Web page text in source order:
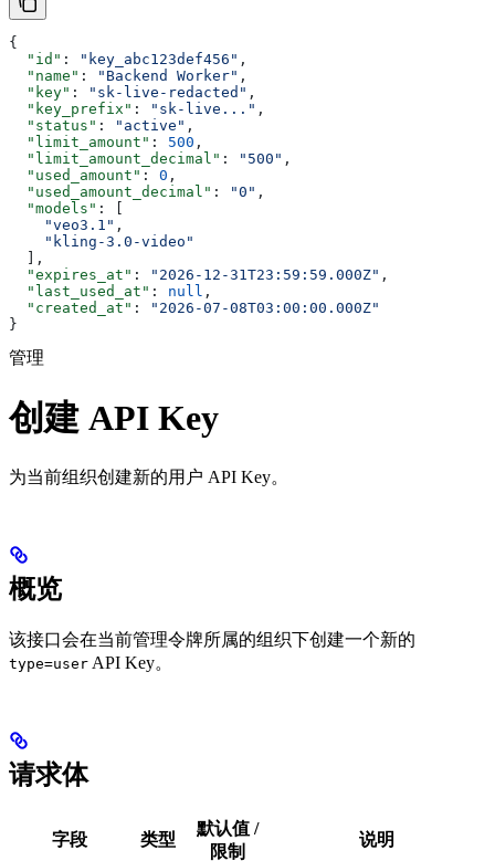
{
  "id"
: "key_abc123def456" ,
  "name"
: "Backend Worker" ,
  "key"
: "sk-live-redacted" ,
  "key_prefix"
: "sk-live..." ,
  "status"
: "active" ,
  "limit_amount"
: 500 ,
  "limit_amount_decimal"
: "500" ,
  "used_amount"
: 0 ,
  "used_amount_decimal"
: "0" ,
  "models"
: [
    "veo3.1"
,
    "kling-3.0-video"
  ],
  "expires_at"
: "2026-12-31T23:59:59.000Z" ,
  "last_used_at"
: null ,
  "created_at"
:
"2026-07-08T03:00:00.000Z"
}
管理
创建 API Key
为当前组织创建新的用户 API Key。
概览
该接口会在当前管理令牌所属的组织下创建一个新的
type=user API Key。
请求体
字段 类型
默认值 /
限制
说明